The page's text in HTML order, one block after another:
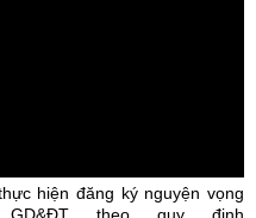
hiện đăng ký nguyện vọng